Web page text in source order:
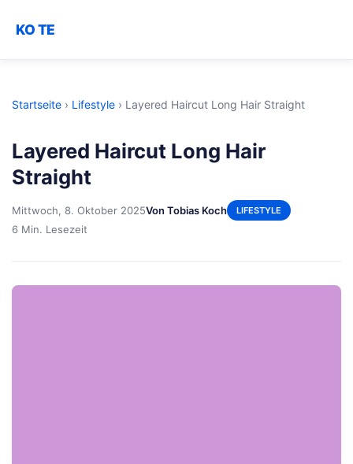
KO TE
Startseite › Lifestyle › Layered Haircut Long Hair Straight
Layered Haircut Long Hair
Straight
Mittwoch, 8. Oktober 2025Von Tobias Koch LIFESTYLE
6 Min. Lesezeit